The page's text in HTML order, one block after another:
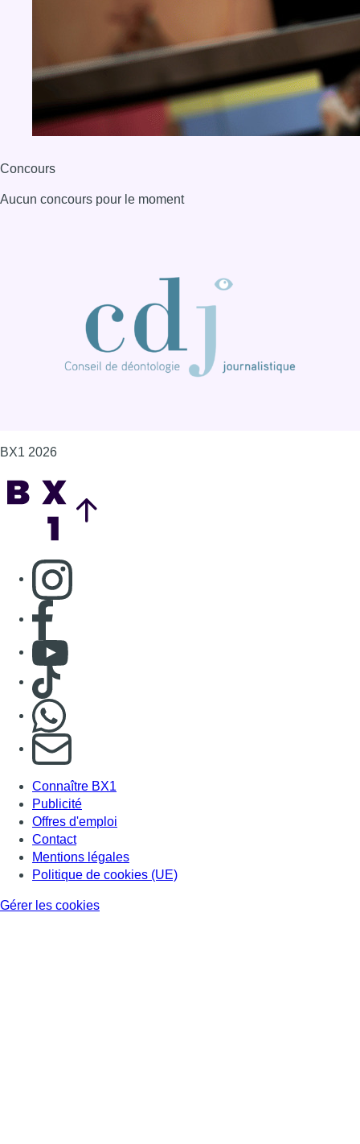
Concours
Aucun concours pour le moment
BX1 2026
Consulter page Instagram
Consulter page Facebook
Consulter Youtube
Consulter TikTok
S'abonner à notre newsletter
Connaître BX1
Publicité
Offres d'emploi
Contact
Mentions légales
Politique de cookies (UE)
Gérer les cookies